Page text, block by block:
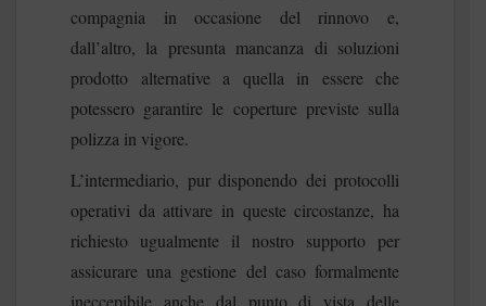
compagnia in occasione del rinnovo e,
dall’altro, la presunta mancanza di soluzioni
prodotto alternative a quella in essere che
potessero garantire le coperture previste sulla
polizza in vigore.
L’intermediario, pur disponendo dei protocolli
operativi da attivare in queste circostanze, ha
richiesto ugualmente il nostro supporto per
assicurare una gestione del caso formalmente